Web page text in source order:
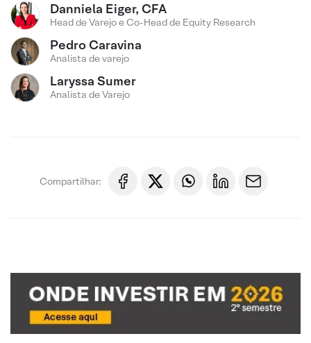
Danniela Eiger, CFA
Head de Varejo e Co-Head de Equity Research
Pedro Caravina
Analista de varejo
Laryssa Sumer
Analista de Varejo
Compartilhar: